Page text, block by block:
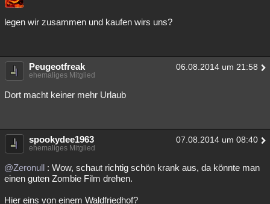
legen wir zusammen und kaufen wirs uns?
Peugeotfreak 06.08.2014 um 21:58
ehemaliges Mitglied
Dort macht keiner mehr Urlaub
spookydee1963 07.08.2014 um 08:40
ehemaliges Mitglied
@Zeronull : Wow, schaut richtig schön krank aus, da könnte man
einen guten Zombie Film drehen.
Hier eins von einem Waldfriedhof?